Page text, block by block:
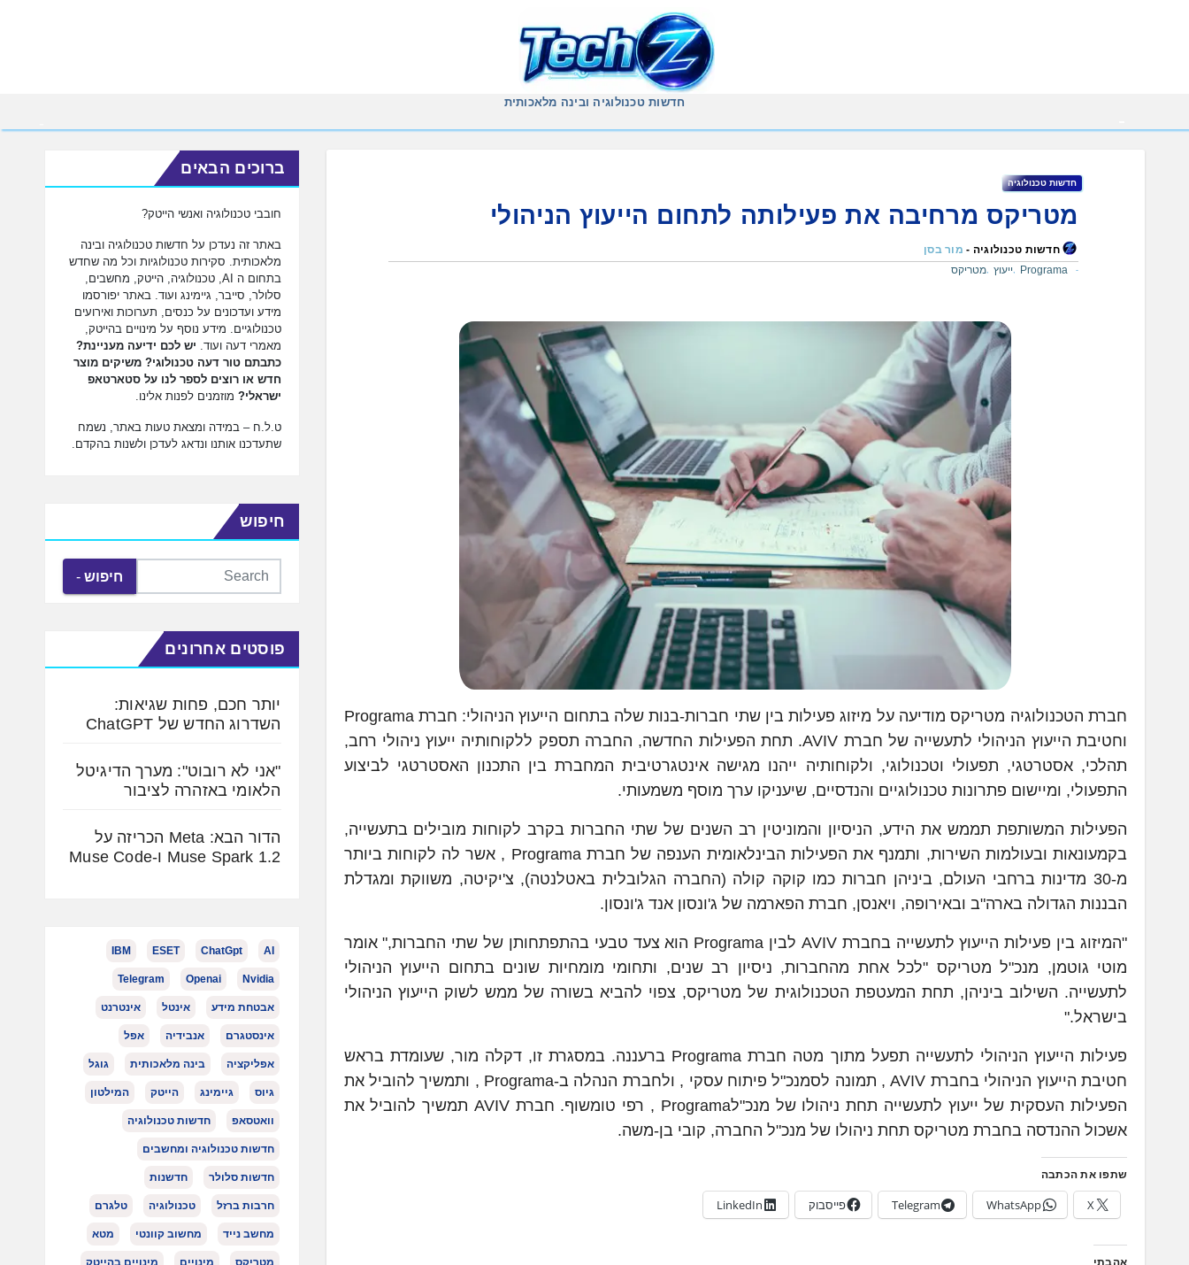
חדשות טכנולוגיה ובינה מלאכותית
חדשות טכנולוגיה
מטריקס מרחיבה את פעילותה לתחום הייעוץ הניהולי
חדשות טכנולוגיה - מור בסן
Programa
,ייעוץ ,מטריקס
חברת הטכנולוגיה מטריקס מודיעה על מיזוג פעילות בין שתי חברות-בנות שלה בתחום הייעוץ הניהולי: חברת Programa
וחטיבת הייעוץ הניהולי לתעשייה של חברת AVIV. תחת הפעילות החדשה, החברה תספק ללקוחותיה ייעוץ ניהולי רחב,
תהלכי, אסטרטגי, תפעולי וטכנולוגי, ולקוחותיה ייהנו מגישה אינטגרטיבית המחברת בין התכנון האסטרטגי לביצוע
התפעולי, ומיישום פתרונות טכנולוגיים והנדסיים, שיעניקו ערך מוסף משמעותי.
הפעילות המשותפת תממש את הידע, הניסיון והמוניטין רב השנים של שתי החברות בקרב לקוחות מובילים בתעשייה,
בקמעונאות ובעולמות השירות, ותמנף את הפעילות הבינלאומית הענפה של חברת Programa , אשר לה לקוחות ביותר
מ-30 מדינות ברחבי העולם, ביניהן חברות כמו קוקה קולה (החברה הגלובלית באטלנטה), צ'יקיטה, משווקת ומגדלת
הבננות הגדולה בארה"ב ובאירופה, ויאנסן, חברת הפארמה של ג'ונסון אנד ג'ונסון.
"המיזוג בין פעילות הייעוץ לתעשייה בחברת AVIV לבין Programa הוא צעד טבעי בהתפתחותן של שתי החברות," אומר
מוטי גוטמן, מנכ"ל מטריקס "לכל אחת מהחברות, ניסיון רב שנים, ותחומי מומחיות שונים בתחום הייעוץ הניהולי
לתעשייה. השילוב ביניהן, תחת המעטפת הטכנולוגית של מטריקס, צפוי להביא בשורה של ממש לשוק הייעוץ הניהולי
בישראל."
פעילות הייעוץ הניהולי לתעשייה תפעל מתוך מטה חברת Programa ברעננה. במסגרת זו, דקלה מור, שעומדת בראש
חטיבת הייעוץ הניהולי בחברת AVIV , תמונה לסמנכ"ל פיתוח עסקי , ולחברת הנהלה ב-Programa , ותמשיך להוביל את
הפעילות העסקית של ייעוץ לתעשייה תחת ניהולו של מנכ"לPrograma , רפי טומשוף. חברת AVIV תמשיך להוביל את
אשכול ההנדסה בחברת מטריקס תחת ניהולו של מנכ"ל החברה, קובי בן-משה.
שתפו את הכתבה
X
WhatsApp
Telegram פייסבוק LinkedIn
ברוכים הבאים
חובבי טכנולוגיה ואנשי הייטק?
באתר זה נעדכן על חדשות טכנולוגיה ובינה
מלאכותית. סקירות טכנולוגיות וכל מה שחדש
בתחום ה AI, טכנולוגיה, הייטק, מחשבים,
סלולר, סייבר, גיימינג ועוד. באתר יפורסמו
מידע ועדכונים על כנסים, תערוכות ואירועים
טכנולוגיים. מידע נוסף על מינויים בהייטק,
מאמרי דעה ועוד. יש לכם ידיעה מעניינת?
כתבתם טור דעה טכנולוגי? משיקים מוצר
חדש או רוצים לספר לנו על סטארטאפ
ישראלי? מוזמנים לפנות אלינו.
ט.ל.ח – במידה ומצאת טעות באתר, נשמח
שתעדכנו אותנו ונדאג לעדכן ולשנות בהקדם.
חיפוש
חיפוש
פוסטים אחרונים
יותר חכם, פחות שגיאות:
השדרוג החדש של ChatGPT
"אני לא רובוט": מערך הדיגיטל
הלאומי באזהרה לציבור
הדור הבא: Meta הכריזה על
Muse Spark 1.2 ו-Muse Code
AI
ChatGpt
ESET
IBM
Nvidia
Openai
Telegram
אבטחת מידע אינטל אינטרנט
אינסטגרם אנבידיה אפל
אפליקציה בינה מלאכותית גוגל
גיוס גיימינג הייטק המילטון
וואטסאפ חדשות טכנולוגיה
חדשות טכנולוגיה ומחשבים
חדשות סלולר חדשנות
חרבות ברזל טכנולוגיה טלגרם
מחשב נייד מחשוב קוונטי מטא
מטריקס מינויים מינויים בהייטק